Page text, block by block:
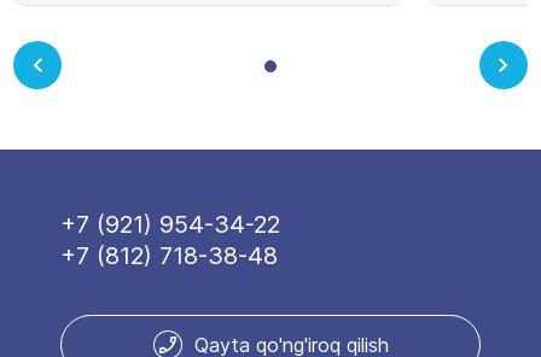
+7 (921) 954-34-22
+7 (812) 718-38-48
Qayta qo'ng'iroq qilish